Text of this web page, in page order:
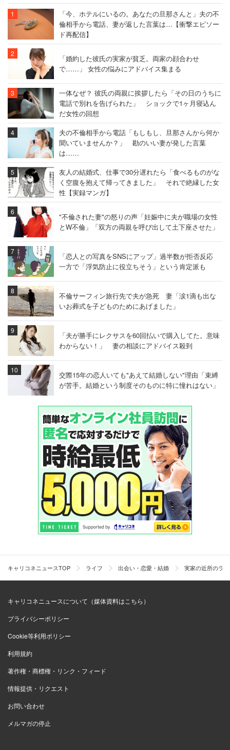
「今、ホテルにいるの。あなたの旦那さんと」夫の不
倫相手から電話、妻が返した言葉は…【衝撃エピソー
ド再配信】
「婚約した彼氏の実家が貧乏。両家の顔合わせ
で……」 女性の悩みにアドバイス集まる
一体なぜ？ 彼氏の両親に挨拶したら「その日のうちに
電話で別れを告げられた」 ショックで1ヶ月寝込ん
だ女性の回想
夫の不倫相手から電話「もしもし、旦那さんから何か
聞いていませんか？」 勘のいい妻が発した言葉
は……
友人の結婚式、仕事で30分遅れたら「食べるものがな
く空腹を抱えて帰ってきました」 それで絶縁した女
性【実録マンガ】
"不倫された妻"の怒りの声「妊娠中に夫が職場の女性
とW不倫」「双方の両親を呼び出して土下座させた」
「恋人との写真をSNSにアップ」過半数が拒否反応
一方で「浮気防止に役立ちそう」という肯定派も
不倫サーフィン旅行先で夫が急死 妻「涙1滴も出な
いお葬式を子どものためにあげました」
「夫が勝手にレクサスを60回払いで購入してた。意味
わからない！」 妻の相談にアドバイス殺到
交際15年の恋人いても"あえて結婚しない"理由「束縛
が苦手。結婚という制度そのものに特に憧れはない」
キャリコネニュースTOP ライフ 出会い・恋愛・結婚 実家の近所のラ
キャリコネニュースについて（媒体資料はこちら）
プライバシーポリシー
Cookie等利用ポリシー
利用規約
著作権・商標権・リンク・フィード
情報提供・リクエスト
お問い合わせ
メルマガの停止